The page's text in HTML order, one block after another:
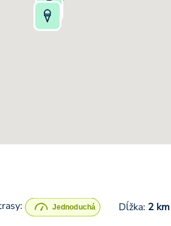
Dĺžka: 2 km